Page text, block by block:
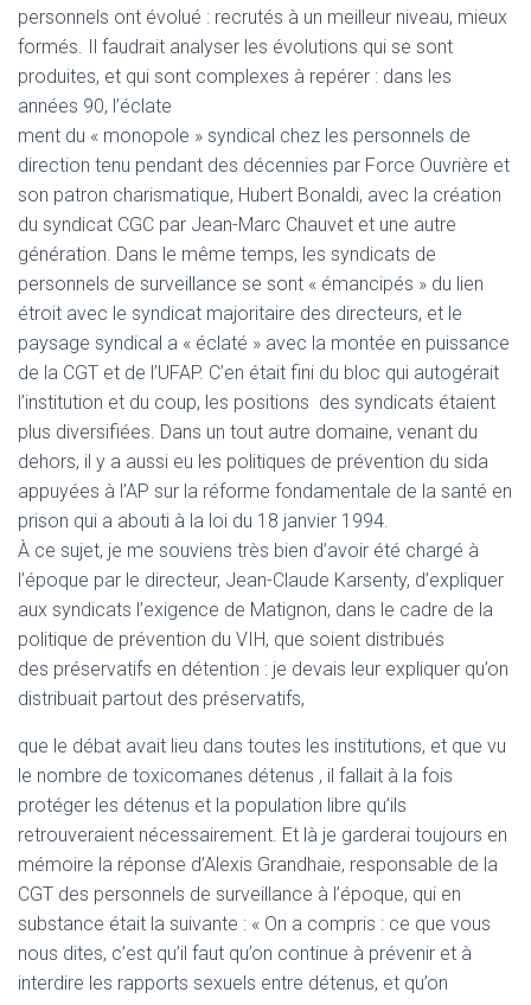
personnels ont évolué : recrutés à un meilleur niveau, mieux
formés. Il faudrait analyser les évolutions qui se sont
produites, et qui sont complexes à repérer : dans les
années 90, l’éclate
ment du « monopole » syndical chez les personnels de
direction tenu pendant des décennies par Force Ouvrière et
son patron charismatique, Hubert Bonaldi, avec la création
du syndicat CGC par Jean-Marc Chauvet et une autre
génération. Dans le même temps, les syndicats de
personnels de surveillance se sont « émancipés » du lien
étroit avec le syndicat majoritaire des directeurs, et le
paysage syndical a « éclaté » avec la montée en puissance
de la CGT et de l’UFAP. C’en était fini du bloc qui autogérait
l’institution et du coup, les positions des syndicats étaient
plus diversifiées. Dans un tout autre domaine, venant du
dehors, il y a aussi eu les politiques de prévention du sida
appuyées à l’AP sur la réforme fondamentale de la santé en
prison qui a abouti à la loi du 18 janvier 1994.
À ce sujet, je me souviens très bien d’avoir été chargé à
l’époque par le directeur, Jean-Claude Karsenty, d’expliquer
aux syndicats l’exigence de Matignon, dans le cadre de la
politique de prévention du VIH, que soient distribués
des préservatifs en détention : je devais leur expliquer qu’on
distribuait partout des préservatifs,
que le débat avait lieu dans toutes les institutions, et que vu
le nombre de toxicomanes détenus , il fallait à la fois
protéger les détenus et la population libre qu’ils
retrouveraient nécessairement. Et là je garderai toujours en
mémoire la réponse d’Alexis Grandhaie, responsable de la
CGT des personnels de surveillance à l’époque, qui en
substance était la suivante : « On a compris : ce que vous
nous dites, c’est qu’il faut qu’on continue à prévenir et à
interdire les rapports sexuels entre détenus, et qu’on